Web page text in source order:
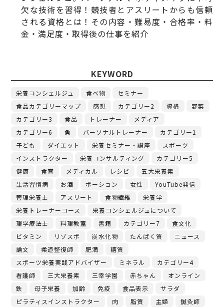
欠な技術を習得！競技者とアスリートからも信頼
される資格とは！その内容・難易度・合格率・料
金・満足度・取得後の仕事を紹介
KEYWORD
栄養コンシェルジュ 食べ物
セミナー
食品カテゴリーマップ
感想 カテゴリー2 資格
野菜
カテゴリー3
食品 トレーナー
メディア
カテゴリー6
魚 パーソナルトレーナー
カテゴリー1
子ども
ダイエット 栄養セミナー・講座
スポーツ
インストラクター
栄養コンサルティング
カテゴリー5
健康
食育 メディカル レシピ
五大栄養素
生活習慣病
お酒 ポーション 女性
YouTube発信
管理栄養士
アスリート 食物繊維
栄養学
栄養トレーナーコース
栄養コンシェルジュについて
理学療法士
料理教室 書籍 カテゴリー7
食文化
ビタミン
リゾスポ 炭水化物 たんぱく質
ニュース
論文
柔道整復師 肥満
糖質
スポーツ栄養実践アドバイザー
ミネラル
カテゴリー4
看護師
三大栄養素 三幸学園 赤ちゃん
オンライン
鉄
母子栄養 加齢 免疫 食品表示
サラダ
ピラティスインストラクター
肉 脂質 主婦
鍼灸師